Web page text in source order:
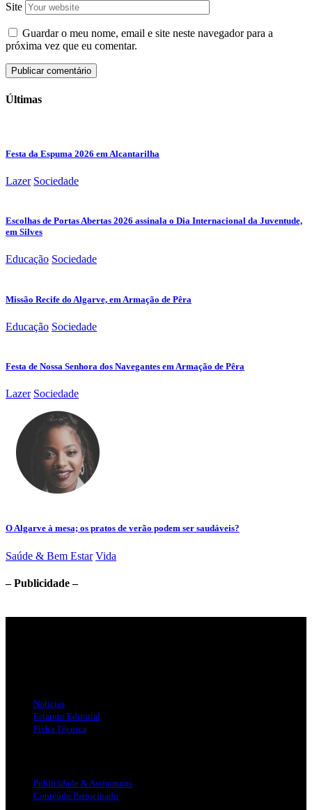
Site
Guardar o meu nome, email e site neste navegador para a
próxima vez que eu comentar.
Últimas
Festa da Espuma 2026 em Alcantarilha
Lazer Sociedade
Escolhas de Portas Abertas 2026 assinala o Dia Internacional da Juventude,
em Silves
Educação Sociedade
Missão Recife do Algarve, em Armação de Pêra
Educação Sociedade
Festa de Nossa Senhora dos Navegantes em Armação de Pêra
Lazer Sociedade
O Algarve à mesa; os pratos de verão podem ser saudáveis?
Saúde & Bem Estar Vida
– Publicidade –
Notícias
Estatuto Editorial
Ficha Técnica
Publicidade & Assinaturas
Conteúdo Patrocinado